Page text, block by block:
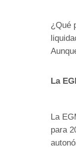
¿Qué
La
La
para